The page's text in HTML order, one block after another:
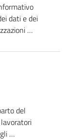
dati e dei
…
del
…